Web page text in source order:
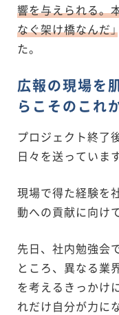
響を与えられる。
なぐ架け橋なんだ」
た。
広報の現場を
らこそのこれ
プロジェクト終了
日々を送っています
現場で得た経験を
動への貢献に向け
先日、社内勉強会
ところ、異なる業
を考えるきっかけ
れだけ自分が力に